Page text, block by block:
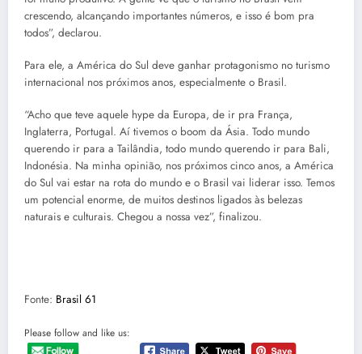
crescendo, alcançando importantes números, e isso é bom pra
todos”, declarou.
Para ele, a América do Sul deve ganhar protagonismo no turismo
internacional nos próximos anos, especialmente o Brasil.
“Acho que teve aquele hype da Europa, de ir pra França,
Inglaterra, Portugal. Aí tivemos o boom da Ásia. Todo mundo
querendo ir para a Tailândia, todo mundo querendo ir para Bali,
Indonésia. Na minha opinião, nos próximos cinco anos, a América
do Sul vai estar na rota do mundo e o Brasil vai liderar isso. Temos
um potencial enorme, de muitos destinos ligados às belezas
naturais e culturais. Chegou a nossa vez”, finalizou.
Fonte: Brasil 61
Please follow and like us: